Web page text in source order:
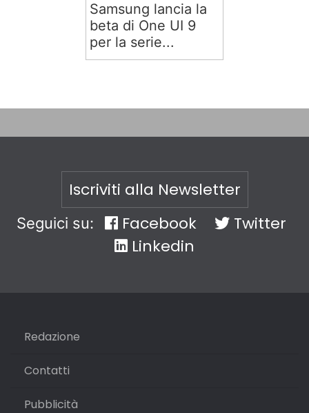
Samsung lancia la
beta di One UI 9
per la serie...
Iscriviti alla Newsletter
Seguici su: Facebook
Twitter
Linkedin
Redazione
Contatti
Pubblicità